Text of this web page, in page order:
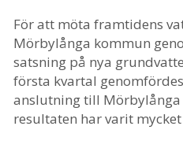
För att möta framtidens
Mörbylånga kommun
satsning på nya
första kvartal
anslutning till Mörbylånga
resultaten har varit